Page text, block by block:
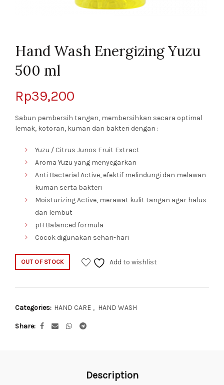
Hand Wash Energizing Yuzu
500 ml
Rp39,200
Sabun pembersih tangan, membersihkan secara optimal
lemak, kotoran, kuman dan bakteri dengan :
Yuzu / Citrus Junos Fruit Extract
Aroma Yuzu yang menyegarkan
Anti Bacterial Active, efektif melindungi dan melawan
kuman serta bakteri
Moisturizing Active, merawat kulit tangan agar halus
dan lembut
pH Balanced formula
Cocok digunakan sehari-hari
OUT OF STOCK Add to wishlist
Categories: HAND CARE , HAND WASH
Share
Description